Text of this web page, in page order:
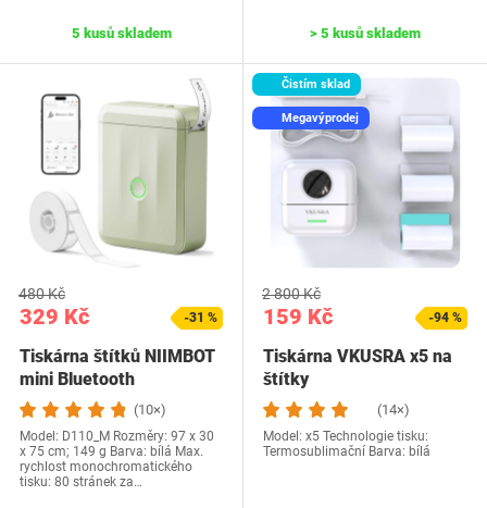
5 kusů skladem > 5 kusů skladem
329 Kč
480 Kč
-31 %
Tiskárna štítků NIIMBOT
mini Bluetooth
(10×)
Model: ‎D110_M Rozměry: ‎97 x 30
x 75 cm; 149 g Barva: bílá Max.
rychlost monochromatického
tisku: 80 stránek za…
Čistím sklad
Megavýprodej
159 Kč
2 800 Kč
-94 %
Tiskárna VKUSRA x5 na
štítky
(14×)
Model: x5 Technologie tisku:
Termosublimační Barva: bílá